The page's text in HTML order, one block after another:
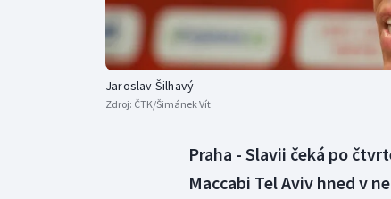
Jaroslav Šilhavý
Zdroj: ČTK/Šimánek Vít
Praha - Slavii čeká po
Maccabi Tel Aviv hned v